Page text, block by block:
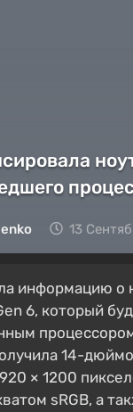
13
информацию о
6, который
14-
× 1200
sRGB, а